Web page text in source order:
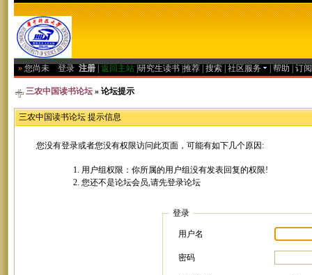
» 您尚未 登录 注册 返回主站 研究生读书 推荐 搜索 社区服务 帮助 订
三农中国读书论坛 » 论坛提示
三农中国读书论坛 提示信息
您没有登录或者您没有权限访问此页面，可能有如下几个原因:
用户组权限：你所属的用户组没有发表回复的权限!
您还不是论坛会员,请先登录论坛
登录
用户名
密码